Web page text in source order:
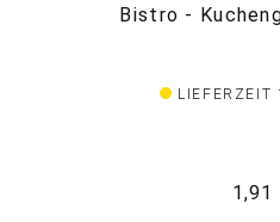
Bistro -
LIEFERZEIT
1,91